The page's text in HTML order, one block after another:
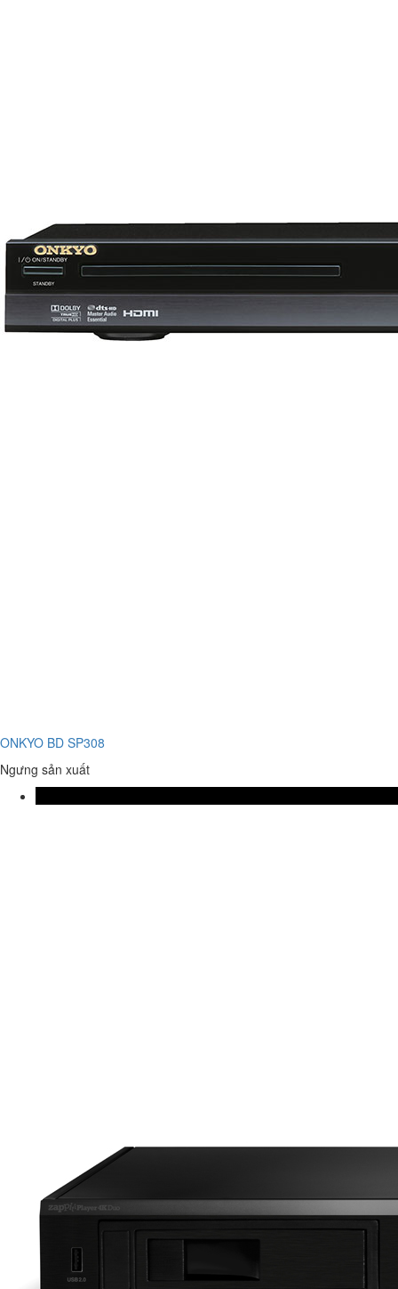
ONKYO BD SP308
Ngưng sản xuất